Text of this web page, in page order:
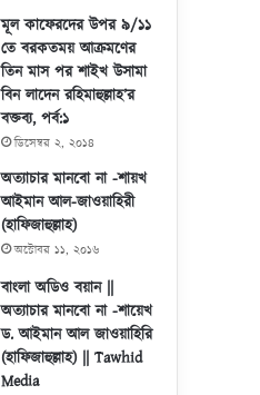
মূল কাফেরদের উপর ৯/১১
তে বরকতময় আক্রমণের
তিন মাস পর শাইখ উসামা
বিন লাদেন রহিমাহুল্লাহ’র
বক্তব্য, পর্ব:১
ডিসেম্বর ২, ২০১৪
অত্যাচার মানবো না -শায়খ
আইমান আল-জাওয়াহিরী
(হাফিজাহুল্লাহ)
অক্টোবর ১১, ২০১৬
বাংলা অডিও বয়ান ||
অত্যাচার মানবো না -শায়েখ
ড. আইমান আল জাওয়াহিরি
(হাফিজাহুল্লাহ) || Tawhid
Media